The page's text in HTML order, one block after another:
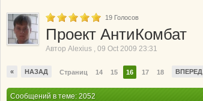
19 Голосов
Проект АнтиКомбат
Автор Alexius , 09 Oct 2009 23:31
« НАЗАД Страниц 14 15 16 17 18 ВПЕРЕД
Сообщений в теме: 2052